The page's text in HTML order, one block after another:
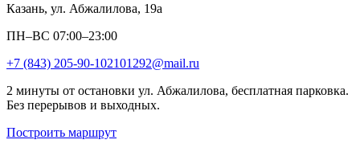
Казань, ул. Абжалилова, 19а
ПН–ВС 07:00–23:00
+7 (843) 205-90-102101292@mail.ru
2 минуты от остановки ул. Абжалилова, бесплатная парковка.
Без перерывов и выходных.
Построить маршрут